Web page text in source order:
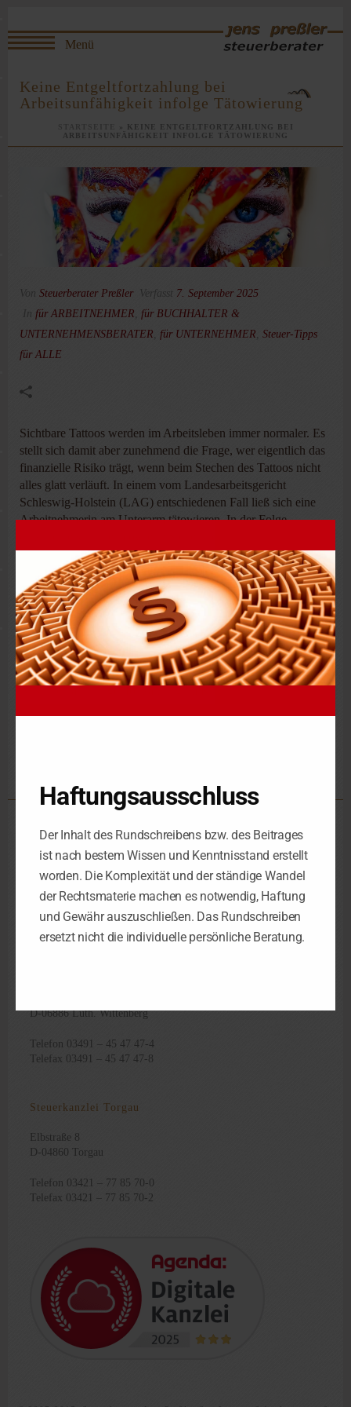
Keine Entgeltfortzahlung bei
Arbeitsunfähigkeit infolge Tätowierung
»
KEINE ENTGELTFORTZAHLUNG BEI
ARBEITSUNFÄHIGKEIT INFOLGE TÄTOWIERUNG
Von Steuerberater Preßler Verfasst 7. September 2025
In für ARBEITNEHMER
für BUCHHALTER &
UNTERNEHMENSBERATER
für UNTERNEHMER Steuer-Tipps
für ALLE
Sichtbare Tattoos werden im Arbeitsleben immer normaler. Es
stellt sich damit aber zunehmend die Frage, wer eigentlich das
finanzielle Risiko trägt, wenn beim Stechen des Tattoos nicht
alles glatt verläuft. In einem vom Landesarbeitsgericht
Schleswig-Holstein (LAG) entschiedenen Fall ließ sich eine
Arbeitnehmerin am Unterarm tätowieren. In der Folge
für mehrere Tage krankgeschrieben. Die Arbeitgeberin lehnte
jedoch die Entgeltfortzahlung für diesen Zeitraum ab.
Die LAG-Richter entschieden, dass nach einer Tätowierung
damit gerechnet werden muss, dass sich die tätowierte
Hautstelle entzündet. Diese Komplikation wird bei
Einwilligung in die Tätowierung billigend in Kauf genommen.
Führt diese Komplikation zur Arbeitsunfähigkeit, besteht kein
Steuerkanzlei Leipzig
Schorlemmerstraße 2
D-04155 Leipzig
Telefon 0341 – 98 38 88-0
Telefax 0341 – 98 38 88-29
D-06886 Luth. Wittenberg
Telefon 03491 – 45 47 47-4
Telefax 03491 – 45 47 47-8
Steuerkanzlei Torgau
Elbstraße 8
D-04860 Torgau
Telefon 03421 – 77 85 70-0
Telefax 03421 – 77 85 70-2
Haftungsausschluss
Der Inhalt des Rundschreibens bzw. des Beitrages
ist nach bestem Wissen und Kenntnisstand erstellt
worden. Die Komplexität und der ständige Wandel
der Rechtsmaterie machen es notwendig, Haftung
und Gewähr auszuschließen. Das Rundschreiben
ersetzt nicht die individuelle persönliche Beratung.